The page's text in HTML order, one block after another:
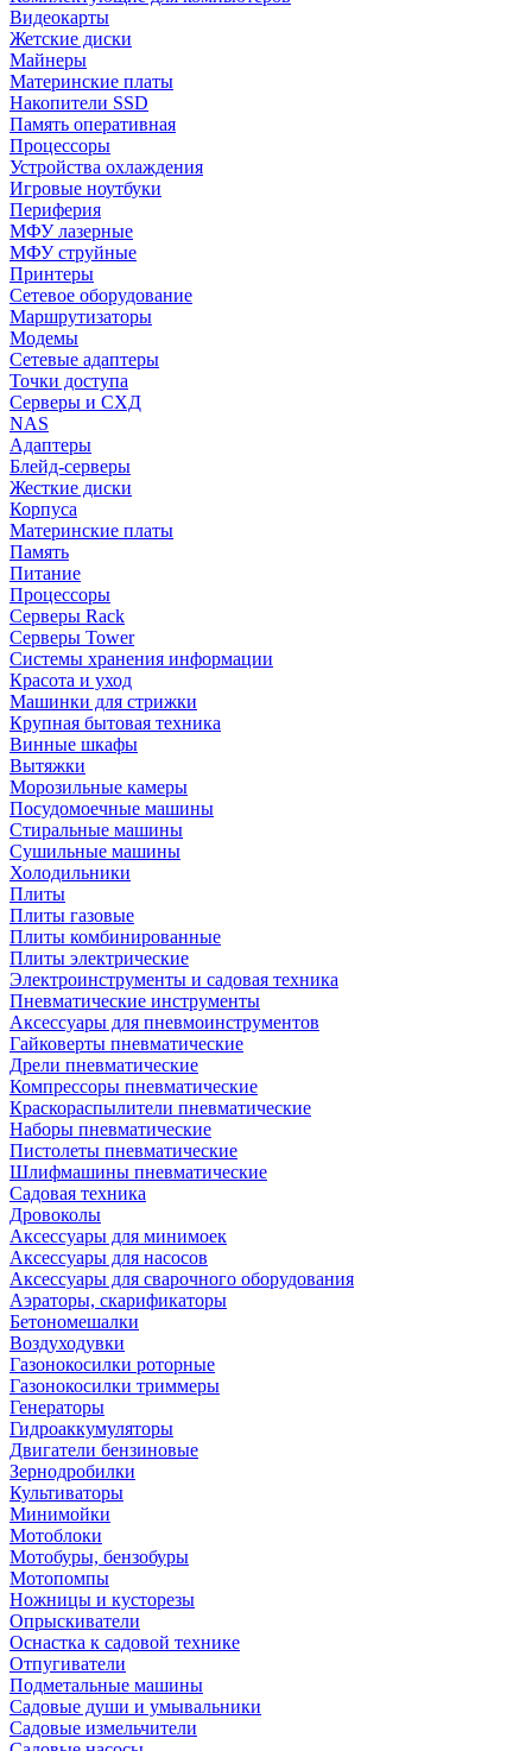
Видеокарты
Жетские диски
Майнеры
Материнские платы
Накопители SSD
Память оперативная
Процессоры
Устройства охлаждения
Игровые ноутбуки
Периферия
МФУ лазерные
МФУ струйные
Принтеры
Сетевое оборудование
Маршрутизаторы
Модемы
Сетевые адаптеры
Точки доступа
Серверы и СХД
NAS
Адаптеры
Блейд-серверы
Жесткие диски
Корпуса
Материнские платы
Память
Питание
Процессоры
Серверы Rack
Серверы Tower
Системы хранения информации
Красота и уход
Машинки для стрижки
Крупная бытовая техника
Винные шкафы
Вытяжки
Морозильные камеры
Посудомоечные машины
Стиральные машины
Сушильные машины
Холодильники
Плиты
Плиты газовые
Плиты комбинированные
Плиты электрические
Электроинструменты и садовая техника
Пневматические инструменты
Аксессуары для пневмоинструментов
Гайковерты пневматические
Дрели пневматические
Компрессоры пневматические
Краскораспылители пневматические
Наборы пневматические
Пистолеты пневматические
Шлифмашины пневматические
Садовая техника
Дровоколы
Аксессуары для минимоек
Аксессуары для насосов
Аксессуары для сварочного оборудования
Аэраторы, скарификаторы
Бетономешалки
Воздуходувки
Газонокосилки роторные
Газонокосилки триммеры
Генераторы
Гидроаккумуляторы
Двигатели бензиновые
Зернодробилки
Культиваторы
Минимойки
Мотоблоки
Мотобуры, бензобуры
Мотопомпы
Ножницы и кусторезы
Опрыскиватели
Оснастка к садовой технике
Отпугиватели
Подметальные машины
Садовые души и умывальники
Садовые измельчители